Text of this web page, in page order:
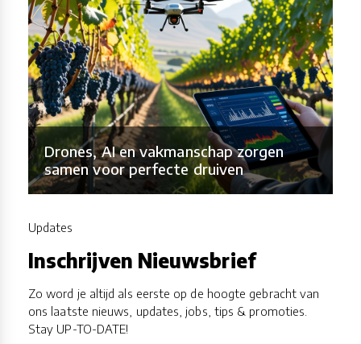
Drones, AI en vakmanschap zorgen
samen voor perfecte druiven
Updates
Inschrijven Nieuwsbrief
Zo word je altijd als eerste op de hoogte gebracht van
ons laatste nieuws, updates, jobs, tips & promoties.
Stay UP-TO-DATE!